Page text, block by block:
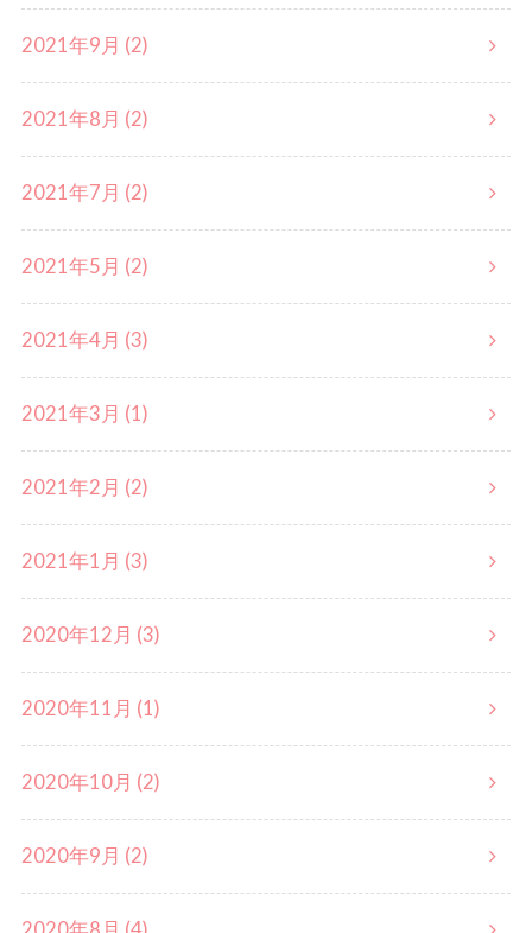
2021年9月 (2)
2021年8月 (2)
2021年7月 (2)
2021年5月 (2)
2021年4月 (3)
2021年3月 (1)
2021年2月 (2)
2021年1月 (3)
2020年12月 (3)
2020年11月 (1)
2020年10月 (2)
2020年9月 (2)